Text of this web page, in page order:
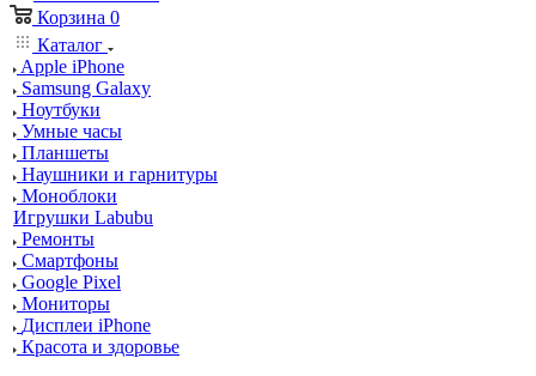
Корзина 0
Каталог
Apple iPhone
Samsung Galaxy
Ноутбуки
Умные часы
Планшеты
Наушники и гарнитуры
Моноблоки
Игрушки Labubu
Ремонты
Смартфоны
Google Pixel
Мониторы
Дисплеи iPhone
Красота и здоровье